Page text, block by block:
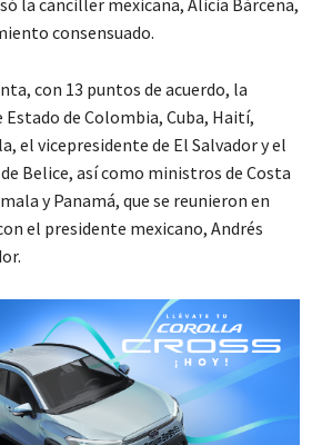
consensuado.
con 13 puntos de acuerdo, la
de Colombia, Cuba, Haití,
el vicepresidente de El Salvador y el
Belice, así como ministros de Costa
y Panamá, que se reunieron en
el presidente mexicano, Andrés